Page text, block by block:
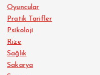
Oyuncular
Pratik Tarifler
Psikoloji
Rize
Sağlık
Sakarya